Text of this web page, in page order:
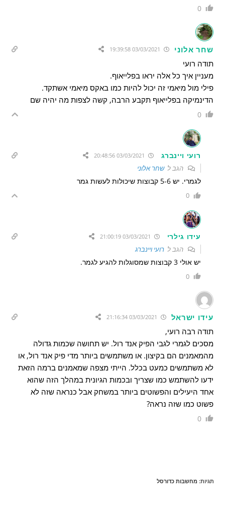
0
שחר אלוני
תודה רועי
מעניין איך כל אלה יראו בפלייאוף.
פילי מול מיאמי זה יכול להיות כמו באקס מיאמי אשתקד.
הדינמיקה בפלייאוף תקבע הרבה, קשה לצפות מה יהיה שם
0
רועי ויינברג
הגב לשחר אלוני
לגמרי. יש 5-6 קבוצות שיכולות לעשות גמר
0
עידו גילרי
הגב לרועי ויינברג
יש אולי 3 קבוצות שמסוגלות להגיע לגמר.
0
עידו ישראל
תודה רבה רועי,
מסכים לגמרי לגבי הפיק אנד רול. יש תחושה שכמות גדולה
מהמאמנים הם בקיצון. או משתמשים ביותר מדי פיק אנד רול, או
לא משתמשים כמעט בכלל. הייתי מצפה שמאמנים ברמה הזאת
ידעו להשתמש כמו שצריך ובכמות הגיונית במהלך הזה שהוא
אחד היעילים והפשוטים ביותר במשחק אבל כנראה שזה לא
פשוט כמו שזה נראה?
0
תגיות: מחשבות כדורסל